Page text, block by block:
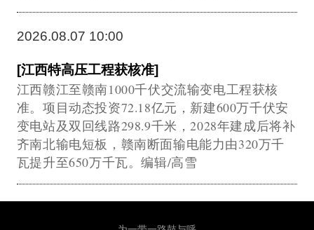
2026.08.07 10:00
[江西特高压工程获核准]
江西赣江至赣南1000千伏交流输变电工程获核
准。项目动态投资72.18亿元，新建600万千伏安
变电站及双回线路298.9千米，2028年建成后将补
齐南北输电短板，赣南断面输电能力由320万千
瓦提升至650万千瓦。编辑/高雪